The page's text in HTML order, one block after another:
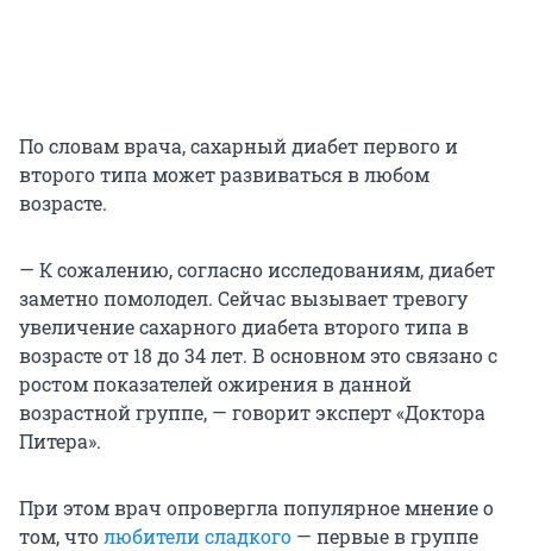
По словам врача, сахарный диабет первого и
второго типа может развиваться в любом
возрасте.
— К сожалению, согласно исследованиям, диабет
заметно помолодел. Сейчас вызывает тревогу
увеличение сахарного диабета второго типа в
возрасте от 18 до 34 лет. В основном это связано с
ростом показателей ожирения в данной
возрастной группе, — говорит эксперт «Доктора
Питера».
При этом врач опровергла популярное мнение о
том, чтолюбители сладкого — первые в группе